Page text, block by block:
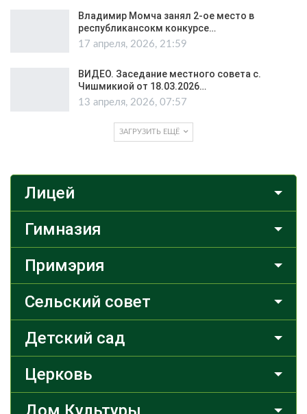
Владимир Момча занял 2-ое место в
республикансокм конкурсе…
17 апреля, 2026, 21:59
ВИДЕО. Заседание местного совета с.
Чишмикиой от 18.03.2026…
13 апреля, 2026, 07:57
ЗАГРУЗИТЬ ЕЩЁ
Лицей
Гимназия
Примэрия
Сельский совет
Детский сад
Церковь